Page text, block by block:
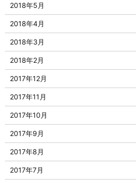
2018年5月
2018年4月
2018年3月
2018年2月
2017年12月
2017年11月
2017年10月
2017年9月
2017年8月
2017年7月